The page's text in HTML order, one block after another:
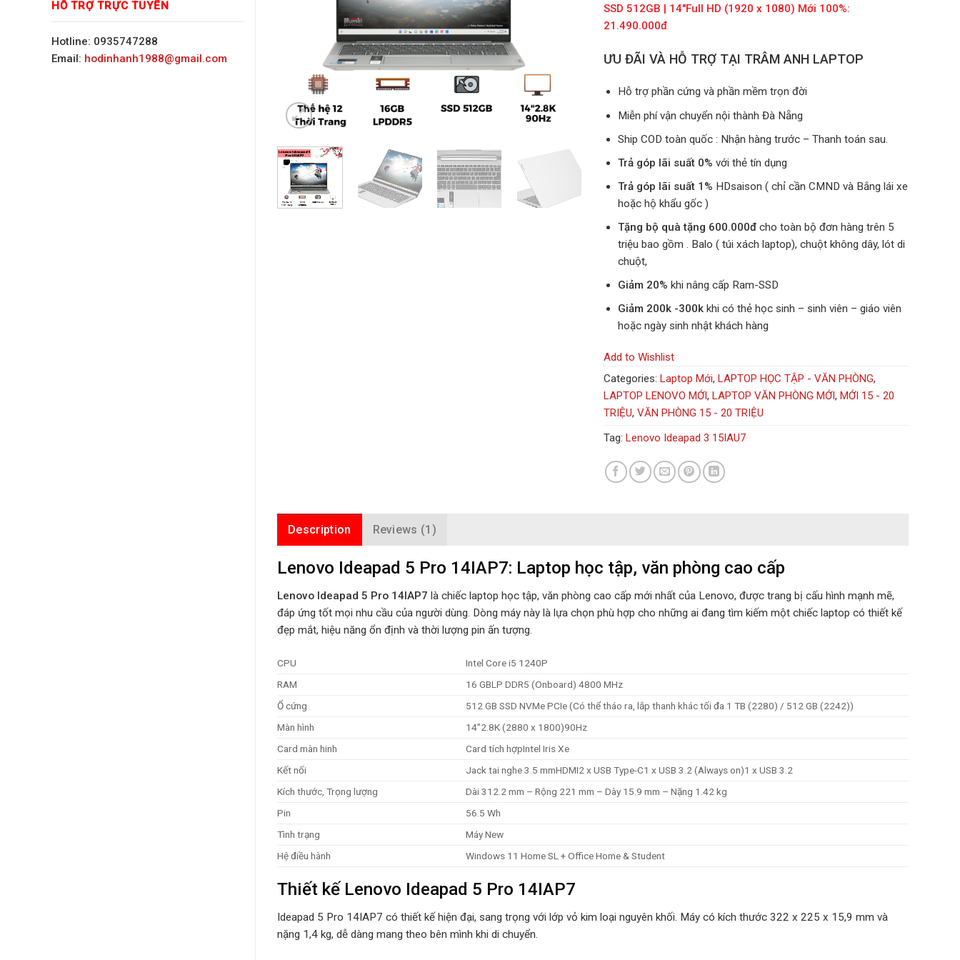
HỖ TRỢ TRỰC TUYẾN
Hotline: 0935747288
Email: hodinhanh1988@gmail.com
SSD 512GB | 14″Full HD (1920 x 1080) Mới 100%:
21.490.000đ
ƯU ĐÃI VÀ HỖ TRỢ TẠI TRÂM ANH LAPTOP
Hỗ trợ phần cứng và phần mềm trọn đời
Miễn phí vận chuyển nội thành Đà Nẵng
Ship COD toàn quốc : Nhận hàng trước – Thanh toán sau.
Trả góp lãi suất 0% với thẻ tín dụng
Trả góp lãi suất 1% HDsaison ( chỉ cần CMND và Bắng lái xe
hoặc hộ khẩu gốc )
Tặng bộ quà tặng 600.000đ cho toàn bộ đơn hàng trên 5
triệu bao gồm . Balo ( túi xách laptop), chuột không dây, lót di
chuột,
Giảm 20% khi nâng cấp Ram-SSD
Giảm 200k -300k khi có thẻ học sinh – sinh viên – giáo viên
hoặc ngày sinh nhật khách hàng
Add to Wishlist
Categories: Laptop Mới, LAPTOP HỌC TẬP - VĂN PHÒNG,
LAPTOP LENOVO MỚI, LAPTOP VĂN PHÒNG MỚI, MỚI 15 - 20
TRIỆU, VĂN PHÒNG 15 - 20 TRIỆU
Tag: Lenovo Ideapad 3 15IAU7
Description Reviews (1)
Lenovo Ideapad 5 Pro 14IAP7: Laptop học tập, văn phòng cao cấp
Lenovo Ideapad 5 Pro 14IAP7 là chiếc laptop học tập, văn phòng cao cấp mới nhất của Lenovo, được trang bị cấu hình mạnh mẽ,
đáp ứng tốt mọi nhu cầu của người dùng. Dòng máy này là lựa chọn phù hợp cho những ai đang tìm kiếm một chiếc laptop có thiết kế
đẹp mắt, hiệu năng ổn định và thời lượng pin ấn tượng.
CPU
Intel Core i5 1240P
RAM
16 GBLP DDR5 (Onboard) 4800 MHz
Ổ cứng
512 GB SSD NVMe PCIe (Có thể tháo ra, lắp thanh khác tối đa 1 TB (2280) / 512 GB (2242))
Màn hình
14″2.8K (2880 x 1800)90Hz
Card màn hinh
Card tích hợpIntel Iris Xe
Kết nối
Jack tai nghe 3.5 mmHDMI2 x USB Type-C1 x USB 3.2 (Always on)1 x USB 3.2
Kích thước, Trọng lượng
Dài 312.2 mm – Rộng 221 mm – Dày 15.9 mm – Nặng 1.42 kg
Pin
56.5 Wh
Tình trạng
Máy New
Hệ điều hành
Windows 11 Home SL + Office Home & Student
Thiết kế Lenovo Ideapad 5 Pro 14IAP7
Ideapad 5 Pro 14IAP7 có thiết kế hiện đại, sang trọng với lớp vỏ kim loại nguyên khối. Máy có kích thước 322 x 225 x 15,9 mm và
nặng 1,4 kg, dễ dàng mang theo bên mình khi di chuyển.